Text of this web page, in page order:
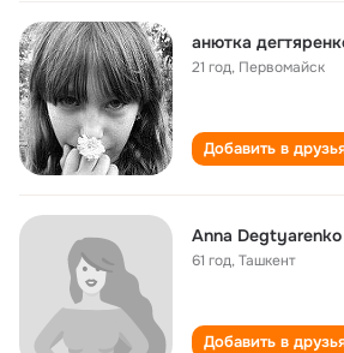
анютка
21 год, Первомайск
Добавить в
Anna Degtyarenko
61 год,Ташкент
Добавить в